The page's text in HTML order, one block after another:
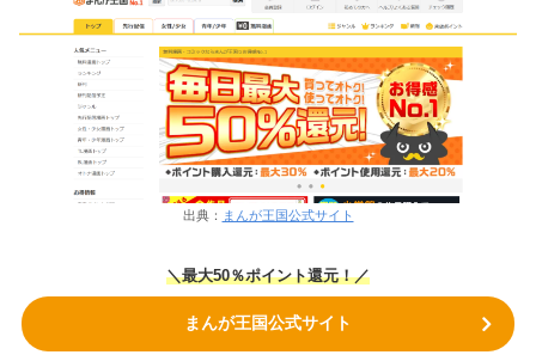
出典： まんが王国公式サイト
＼最大50％ポイント還元！／
まんが王国公式サイト